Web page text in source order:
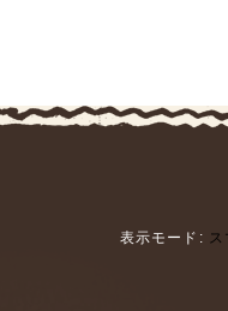
表示モード: ス